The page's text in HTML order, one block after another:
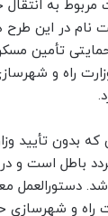
به انتقال
نام در این طرح
تأمین
راه و
که بدون تأیید
باطل است و
دستورالعمل
و شهرسازی